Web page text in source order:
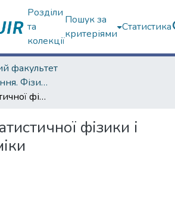
Розділи
та
колекції
Пошук за
критеріями
Статистика
факультет
Навчальні видання. Фізичний факультет
Вступ до статистичної фізики і термодинаміки
фізики і